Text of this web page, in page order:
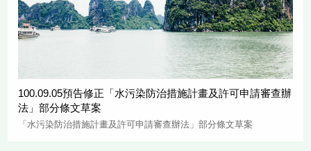
100.09.05預告修正「水污染防治措施計畫及許可申請審查辦
法」部分條文草案
「水污染防治措施計畫及許可申請審查辦法」部分條文草案